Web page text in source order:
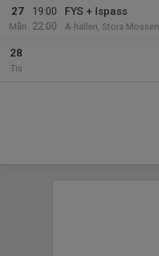
27
Mån
19:00
22:00
FYS + Ispass
A-hallen, Stora Mossen
28
Tis